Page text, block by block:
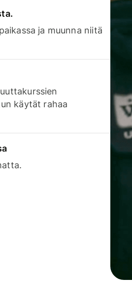
ja muunna niitä
käytät rahaa